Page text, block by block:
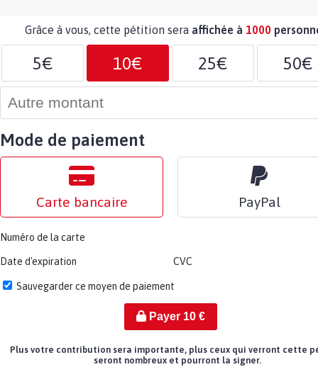
Grâce à vous, cette pétition sera affichée à 1000
5€ 10€ 25€ 50€
Mode de paiement
Carte bancaire PayPal
Numéro de la carte
Date d'expiration CVC
Sauvegarder ce moyen de paiement
Payer 10€
Plus votre contribution sera importante, plus ceux qui verront cette
seront nombreux et pourront la signer.